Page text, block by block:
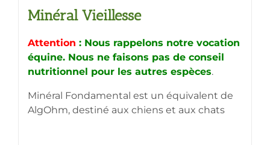
Minéral Vieillesse
Attention : Nous rappelons notre vocation
équine. Nous ne faisons pas de conseil
nutritionnel pour les autres espèces.
Minéral Fondamental est un équivalent de
AlgOhm, destiné aux chiens et aux chats